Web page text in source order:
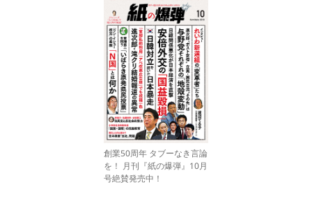
創業50周年 タブーなき言論
を！ 月刊『紙の爆弾』10月
号絶賛発売中！